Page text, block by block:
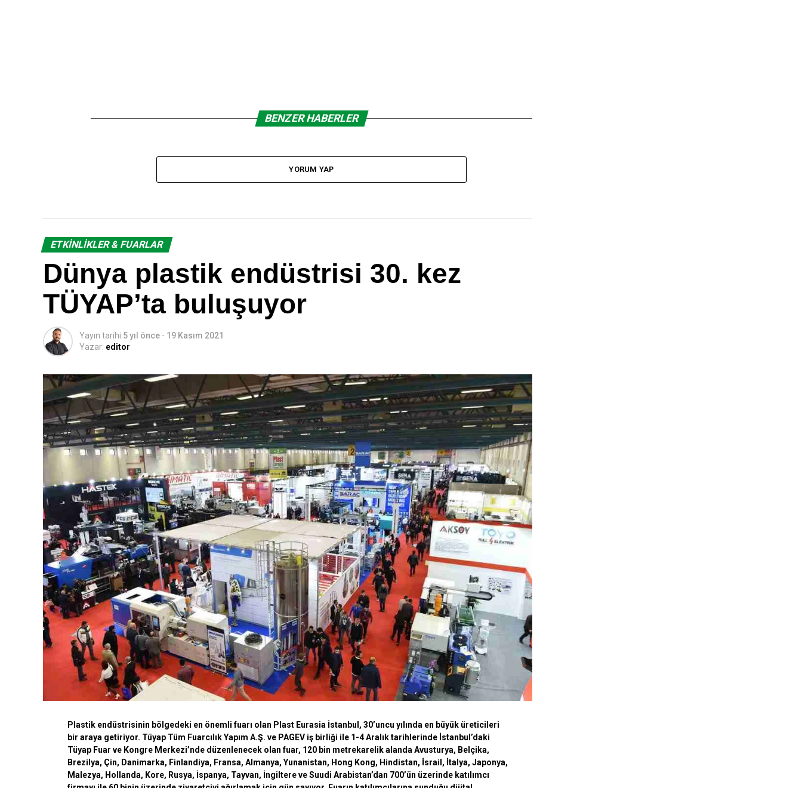
BENZER HABERLER
YORUM YAP
ETKINLIKLER & FUARLAR
Dünya plastik endüstrisi 30. kez
TÜYAP’ta buluşuyor
Yayın tarihi 5 yıl önce - 19 Kasım 2021
Yazar: editor
Plastik endüstrisinin bölgedeki en önemli fuarı olan Plast Eurasia İstanbul, 30’uncu yılında en büyük üreticileri
bir araya getiriyor. Tüyap Tüm Fuarcılık Yapım A.Ş. ve PAGEV iş birliği ile 1-4 Aralık tarihlerinde İstanbul’daki
Tüyap Fuar ve Kongre Merkezi’nde düzenlenecek olan fuar, 120 bin metrekarelik alanda Avusturya, Belçika,
Brezilya, Çin, Danimarka, Finlandiya, Fransa, Almanya, Yunanistan, Hong Kong, Hindistan, İsrail, İtalya, Japonya,
Malezya, Hollanda, Kore, Rusya, İspanya, Tayvan, İngiltere ve Suudi Arabistan’dan 700’ün üzerinde katılımcı